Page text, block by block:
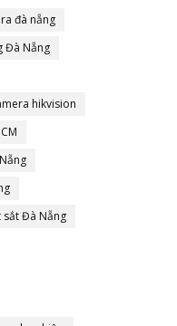
đà nẵng
Đà Nẵng
hikvision
sắt Đà Nẵng